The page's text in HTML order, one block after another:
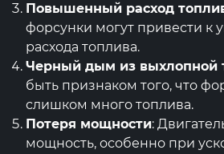
Повышенный расход
форсунки могут привести к
расхода топлива.
Черный дым из выхлопной
быть признаком того, что
слишком много топлива.
Потеря мощности:
мощность, особенно при